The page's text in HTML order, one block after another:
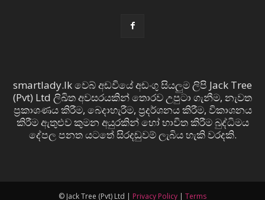
smartlady.lk වෙබ් අඩවියේ අඩංගු සියලුම ලිපි Jack Tree
(Pvt) Ltd ලිඛිත අවසරයකින් තොරව උපුටා ගැනීම, නැවත
ප්‍රකාශණය කිරීම, බෙදාහැරීම, ප්‍රදර්ශනය කිරීම, විකාශනය
කිරීම ඇතුළුව කුමන අයුරකින් හෝ භාවිත කිරීම බුද්ධිමය
දේපල පනත යටතේ සිරදඬුවම් ලැබිය හැකි වරදකි.
© Jack Tree (Pvt) Ltd | Privacy Policy | Terms